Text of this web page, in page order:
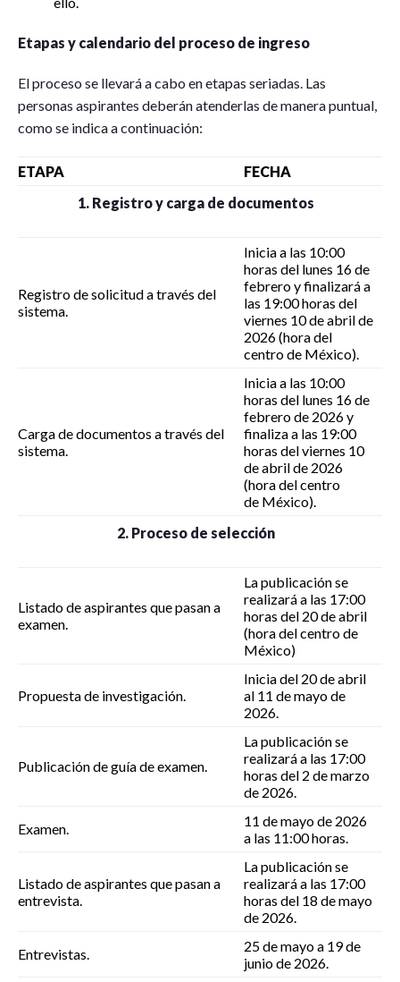
Etapas y calendario del proceso de ingreso
El proceso se llevará a cabo en etapas seriadas. Las
personas aspirantes deberán atenderlas de manera puntual,
como se indica a continuación:
ETAPA
FECHA
1. Registro y carga de documentos
Registro de solicitud a través del
sistema.
Inicia a las 10:00
horas del lunes 16 de
febrero y finalizará a
las 19:00 horas del
viernes 10 de abril de
2026 (hora del
centro de México).
Carga de documentos a través del
sistema.
Inicia a las 10:00
horas del lunes 16 de
febrero de 2026 y
finaliza a las 19:00
horas del viernes 10
de abril de 2026
(hora del centro
de México).
2. Proceso de selección
Listado de aspirantes que pasan a
examen.
La publicación se
realizará a las 17:00
horas del 20 de abril
(hora del centro de
México)
Propuesta de investigación.
Inicia del 20 de abril
al 11 de mayo de
2026.
Publicación de guía de examen.
La publicación se
realizará a las 17:00
horas del 2 de marzo
de 2026.
Examen.
11 de mayo de 2026
a las 11:00 horas.
Listado de aspirantes que pasan a
entrevista.
La publicación se
realizará a las 17:00
horas del 18 de mayo
de 2026.
Entrevistas.
25 de mayo a 19 de
junio de 2026.